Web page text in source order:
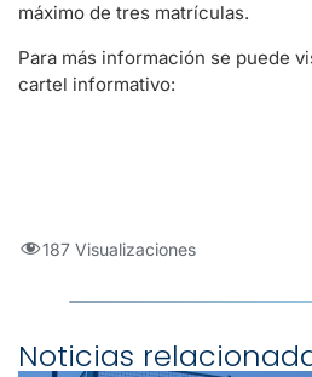
máximo de tres matrículas.
Para más información se puede
cartel informativo:
187 Visualizaciones
Noticias